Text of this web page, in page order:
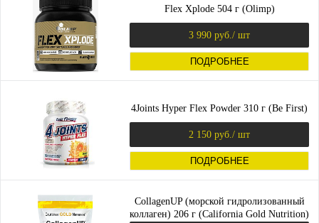
Flex Xplode 504 г (Olimp)
3 990 руб. / шт
ПОДРОБНЕЕ
4Joints Hyper Flex Powder 310 г (Be First)
2 150 руб. / шт
ПОДРОБНЕЕ
CollagenUP (морской гидролизованный
коллаген) 206 г (California Gold Nutrition)